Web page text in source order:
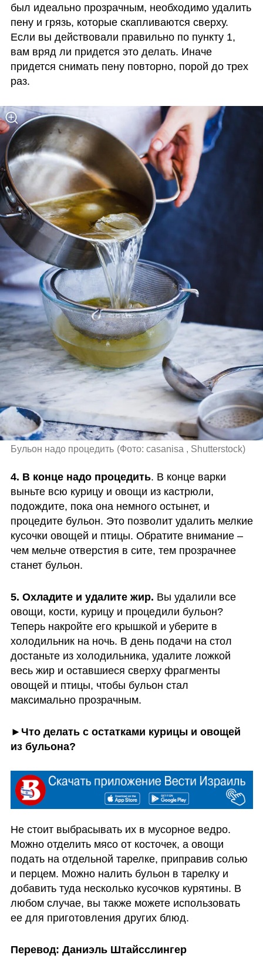
был идеально прозрачным, необходимо удалить
пену и грязь, которые скапливаются сверху.
Если вы действовали правильно по пункту 1,
вам вряд ли придется это делать. Иначе
придется снимать пену повторно, порой до трех
раз.
Бульон надо процедить (Фото: casanisa , Shutterstock)
4. В конце надо процедить. В конце варки
выньте всю курицу и овощи из кастрюли,
подождите, пока она немного остынет, и
процедите бульон. Это позволит удалить мелкие
кусочки овощей и птицы. Обратите внимание –
чем мельче отверстия в сите, тем прозрачнее
станет бульон.
5. Охладите и удалите жир. Вы удалили все
овощи, кости, курицу и процедили бульон?
Теперь накройте его крышкой и уберите в
холодильник на ночь. В день подачи на стол
достаньте из холодильника, удалите ложкой
весь жир и оставшиеся сверху фрагменты
овощей и птицы, чтобы бульон стал
максимально прозрачным.
►Что делать с остатками курицы и овощей
из бульона?
Не стоит выбрасывать их в мусорное ведро.
Можно отделить мясо от косточек, а овощи
подать на отдельной тарелке, приправив солью
и перцем. Можно налить бульон в тарелку и
добавить туда несколько кусочков курятины. В
любом случае, вы также можете использовать
ее для приготовления других блюд.
Перевод: Даниэль Штайсслингер